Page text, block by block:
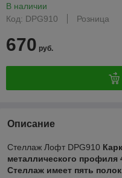
В наличии
Код: DPG910
Розница
670 руб.
Описание
Стеллаж Лофт DPG910
металлического профиля
Стеллаж имеет пять